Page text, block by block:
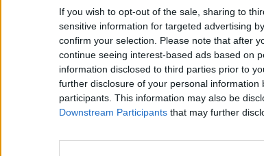
If you wish to opt-out of the sale, sharing to
sensitive information for targeted advertising
confirm your selection. Please note that after
continue seeing interest-based ads based on
information disclosed to third parties prior to
further disclosure of your personal information
participants. This information may also be
Downstream Participants that may further